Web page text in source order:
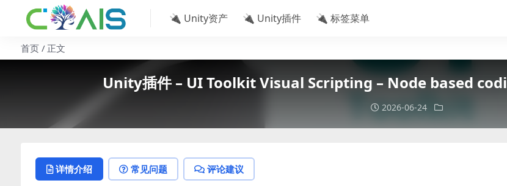
🔌 Unity资产 🔌 Unity插件 🔌 标签菜单
首页 正文
Unity插件 – UI Toolkit Visual Scripting – Node based
2026-06-24
详情介绍 常见问题 评论建议